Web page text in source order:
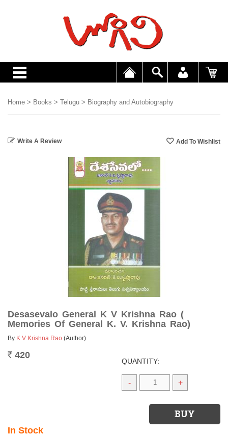
Home > Books > Telugu > Biography and Autobiography
Write A Review
Desasevalo General K V Krishna Rao (
Memories Of General K. V. Krishna Rao)
By K V Krishna Rao (Author)
Rs. 420
QUANTITY:
- +
In Stock